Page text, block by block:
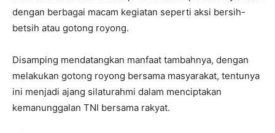
dengan berbagai macam kegiatan seperti aksi bersih-
betsih atau gotong royong.
Disamping mendatangkan manfaat tambahnya, dengan
melakukan gotong royong bersama masyarakat, tentunya
ini menjadi ajang silaturahmi dalam menciptakan
kemanunggalan TNI bersama rakyat.